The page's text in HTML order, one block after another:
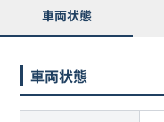
車両状態
車両状態